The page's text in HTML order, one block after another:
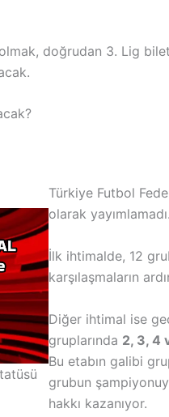
doğrudan 3. Lig
Türkiye Futbol
olarak
İlk ihtimalde, 12
karşılaşmaların
Diğer ihtimal ise
gruplarında 2, 3, 4
Bu etabın galibi
grubun
hakkı kazanıyor.